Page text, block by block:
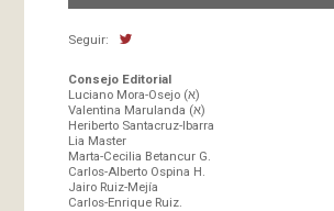
Seguir:
Consejo Editorial
Luciano Mora-Osejo (א)
Valentina Marulanda (א)
Heriberto Santacruz-Ibarra
Lia Master
Marta-Cecilia Betancur G.
Carlos-Alberto Ospina H.
Jairo Ruiz-Mejía
Carlos-Enrique Ruiz.